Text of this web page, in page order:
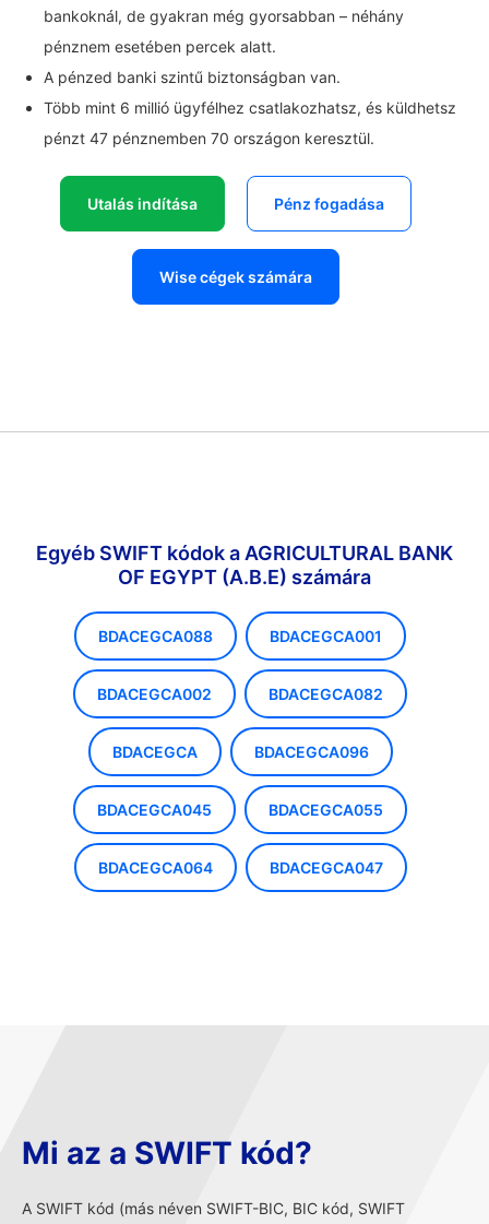
bankoknál, de gyakran még gyorsabban – néhány
pénznem esetében percek alatt.
A pénzed banki szintű biztonságban van.
Több mint 6 millió ügyfélhez csatlakozhatsz, és küldhetsz
pénzt 47 pénznemben 70 országon keresztül.
Utalás indítása Pénz fogadása
Wise cégek számára
Egyéb SWIFT kódok a AGRICULTURAL BANK
OF EGYPT (A.B.E) számára
BDACEGCA088 BDACEGCA001
BDACEGCA002 BDACEGCA082
BDACEGCA BDACEGCA096
BDACEGCA045 BDACEGCA055
BDACEGCA064 BDACEGCA047
Mi az a SWIFT kód?
A SWIFT kód (más néven SWIFT-BIC, BIC kód, SWIFT